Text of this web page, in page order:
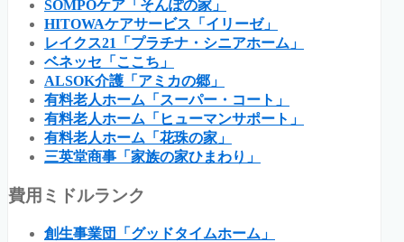
SOMPOケア「そんぽの家」
HITOWAケアサービス「イリーゼ」
レイクス21「プラチナ・シニアホーム」
ベネッセ「ここち」
ALSOK介護「アミカの郷」
有料老人ホーム「スーパー・コート」
有料老人ホーム「ヒューマンサポート」
有料老人ホーム「花珠の家」
三英堂商事「家族の家ひまわり」
費用ミドルランク
創生事業団「グッドタイムホーム」